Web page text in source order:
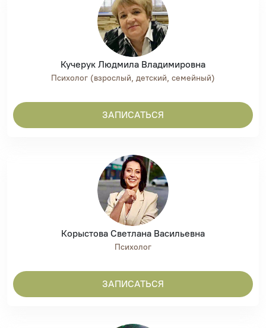
Кучерук Людмила Владимировна
Психолог (взрослый, детский, семейный)
ЗАПИСАТЬСЯ
Корыстова Светлана Васильевна
Психолог
ЗАПИСАТЬСЯ